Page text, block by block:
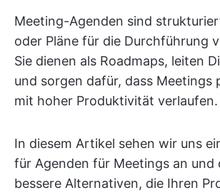
Meeting-Agenden sind
oder Pläne für die Durchführung
Sie dienen als Roadmaps, leiten
und sorgen dafür, dass Meetings
mit hoher Produktivität verlaufen.
In diesem Artikel sehen wir uns
für Agenden für Meetings an und
bessere Alternativen, die Ihren